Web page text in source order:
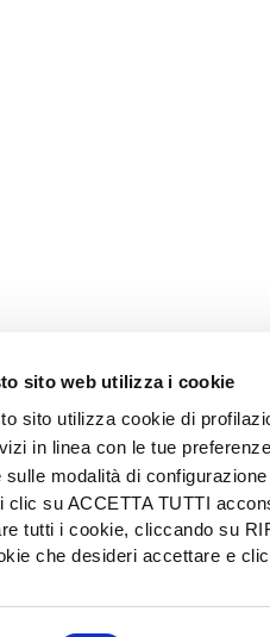
sito web utilizza i cookie
sito utilizza cookie di
in linea con le tue
sulle modalità di
clic su ACCETTA TUTTI
tutti i cookie, cliccando su
che desideri accettare e
Srl